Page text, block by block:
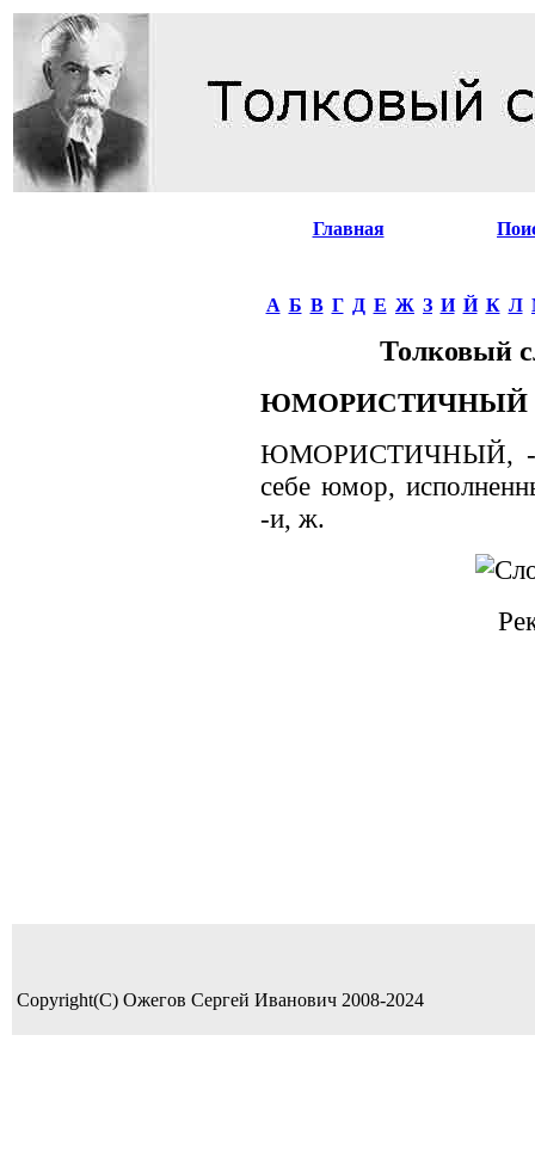
Главная
А Б В Г Д Е Ж З И Й К Л
Толковый
ЮМОРИСТИЧНЫЙ
ЮМОРИСТИЧНЫЙ, -
себе юмор,
-и, ж.
Copyright(C) Ожегов Сергей Иванович 2008-2024